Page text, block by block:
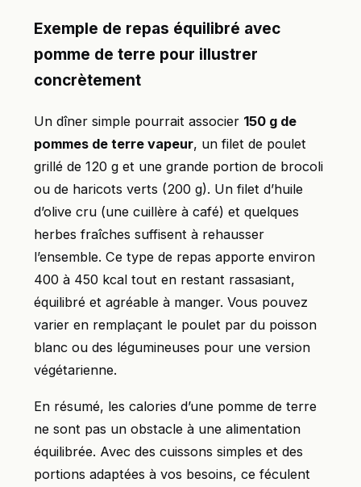
Exemple de repas équilibré avec
pomme de terre pour illustrer
concrètement
Un dîner simple pourrait associer 150 g de
pommes de terre vapeur, un filet de poulet
grillé de 120 g et une grande portion de brocoli
ou de haricots verts (200 g). Un filet d’huile
d’olive cru (une cuillère à café) et quelques
herbes fraîches suffisent à rehausser
l’ensemble. Ce type de repas apporte environ
400 à 450 kcal tout en restant rassasiant,
équilibré et agréable à manger. Vous pouvez
varier en remplaçant le poulet par du poisson
blanc ou des légumineuses pour une version
végétarienne.
En résumé, les calories d’une pomme de terre
ne sont pas un obstacle à une alimentation
équilibrée. Avec des cuissons simples et des
portions adaptées à vos besoins, ce féculent